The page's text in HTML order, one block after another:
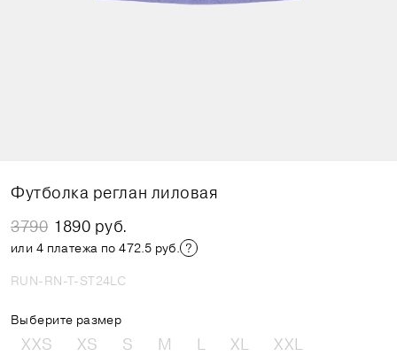
Футболка реглан лиловая
3790 1890 руб.
или 4 платежа по 472.5 руб.
RUN-RN-T-ST24LC
Выберите размер
XXS XS S M L XL XXL